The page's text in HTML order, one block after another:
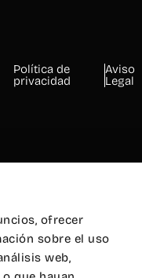
ofrecer
sobre el uso
web,
Política de
privacidad
Aviso
Legal